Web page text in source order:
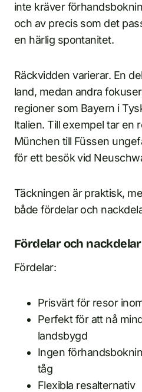
inte kräver
och av precis som det
en härlig spontanitet.
Räckvidden varierar. En
land, medan andra
regioner som Bayern i
Italien. Till exempel tar en
München till Füssen
för ett besök vid
Täckningen är praktisk,
både fördelar och
Fördelar och nackdelar
Fördelar:
Prisvärt för resor
Perfekt för att nå
landsbygd
Ingen
tåg
Flexibla resalternativ